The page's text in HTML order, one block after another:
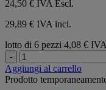
24,50 € IVA Escl.
29,89 € IVA incl.
lotto di 6 pezzi 4,08 €
-
Aggiungi al carrello
Prodotto